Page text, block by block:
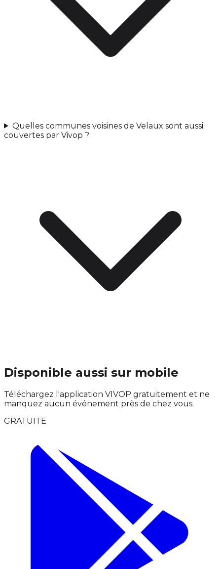
Quelles communes voisines de Velaux sont aussi
couvertes par Vivop ?
Disponible aussi sur mobile
Téléchargez l'application VIVOP gratuitement et ne
manquez aucun événement près de chez vous.
GRATUITE